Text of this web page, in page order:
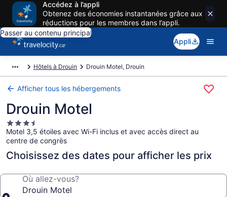
Accédez à l’appli
Obtenez des économies instantanées grâce aux
réductions pour les membres dans l’appli.
Passer au contenu principal
Appli
Hôtels à Drouin Drouin Motel, Drouin
Afficher tous les hébergements
Drouin Motel
Hébergement
3.5 étoiles
Motel 3,5 étoiles avec Wi-Fi inclus et avec accès direct au
centre de congrès
Choisissez des dates pour afficher les prix
Où allez-vous?
Drouin Motel